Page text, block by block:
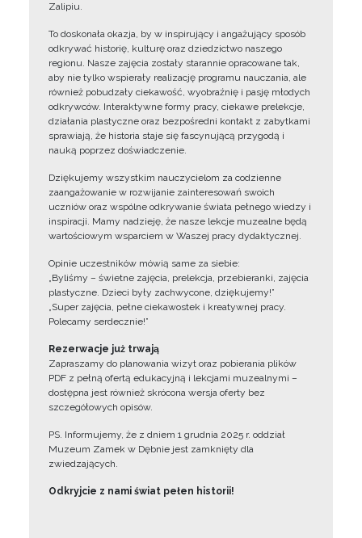
Zalipiu.
To doskonała okazja, by w inspirujący i angażujący sposób
odkrywać historię, kulturę oraz dziedzictwo naszego
regionu. Nasze zajęcia zostały starannie opracowane tak,
aby nie tylko wspierały realizację programu nauczania, ale
również pobudzały ciekawość, wyobraźnię i pasję młodych
odkrywców. Interaktywne formy pracy, ciekawe prelekcje,
działania plastyczne oraz bezpośredni kontakt z zabytkami
sprawiają, że historia staje się fascynującą przygodą i
nauką poprzez doświadczenie.
Dziękujemy wszystkim nauczycielom za codzienne
zaangażowanie w rozwijanie zainteresowań swoich
uczniów oraz wspólne odkrywanie świata pełnego wiedzy i
inspiracji. Mamy nadzieję, że nasze lekcje muzealne będą
wartościowym wsparciem w Waszej pracy dydaktycznej.
Opinie uczestników mówią same za siebie:
„Byliśmy – świetne zajęcia, prelekcja, przebieranki, zajęcia
plastyczne. Dzieci były zachwycone, dziękujemy!”
„Super zajęcia, pełne ciekawostek i kreatywnej pracy.
Polecamy serdecznie!”
Rezerwacje już trwają
Zapraszamy do planowania wizyt oraz pobierania plików
PDF z pełną ofertą edukacyjną i lekcjami muzealnymi –
dostępna jest również skrócona wersja oferty bez
szczegółowych opisów.
PS. Informujemy, że z dniem 1 grudnia 2025 r. oddział
Muzeum Zamek w Dębnie jest zamknięty dla
zwiedzających.
Odkryjcie z nami świat pełen historii!